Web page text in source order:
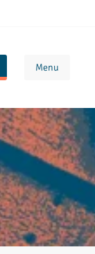
Menu